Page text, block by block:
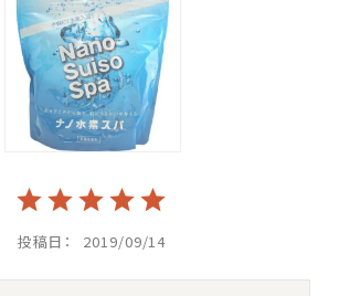
投稿日 2019/09/14